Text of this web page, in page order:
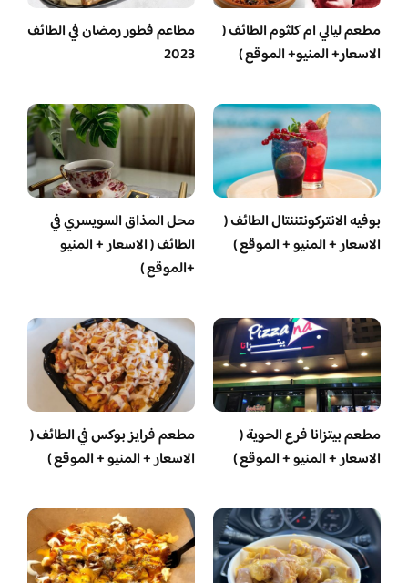
مطعم ليالي ام كلثوم الطائف (
الاسعار+ المنيو+ الموقع )
مطاعم فطور رمضان في الطائف
2023
بوفيه الانتركونتننتال الطائف (
الاسعار + المنيو + الموقع )
محل المذاق السويسري في
الطائف ( الاسعار + المنيو
+الموقع )
مطعم بيتزانا فرع الحوية (
الاسعار + المنيو + الموقع )
مطعم فرايز بوكس في الطائف (
الاسعار + المنيو + الموقع )